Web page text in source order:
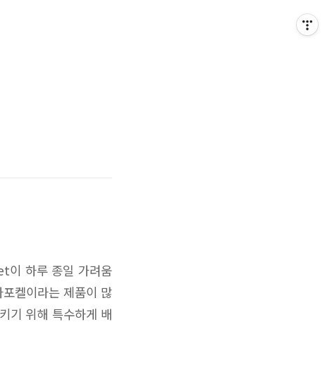
이 하루 종일 가려움
켈이라는 제품이 많
기 위해 특수하게 배